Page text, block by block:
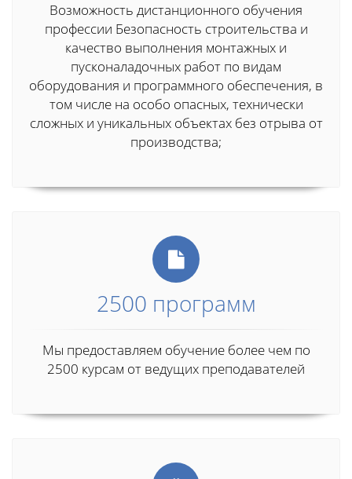
Возможность дистанционного обучения
профессии Безопасность строительства и
качество выполнения монтажных и
пусконаладочных работ по видам
оборудования и программного обеспечения, в
том числе на особо опасных, технически
сложных и уникальных объектах без отрыва от
производства;
2500 программ
Мы предоставляем обучение более чем по
2500 курсам от ведущих преподавателей